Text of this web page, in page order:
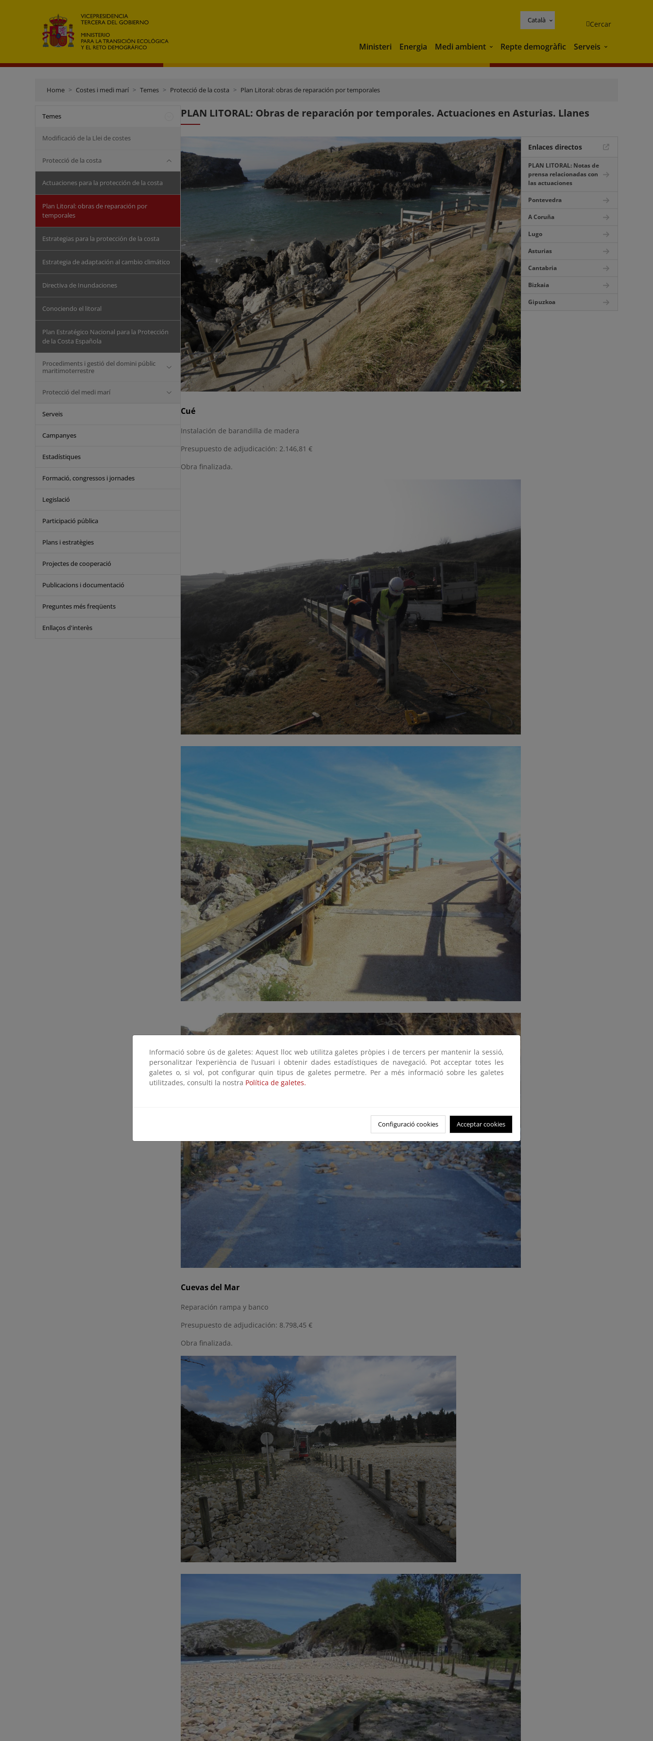
Català Cercar
Ministeri Energia Medi ambient Medi ambient
Repte demogràfic Serveis Serveis
Home Costes i medi marí Temes Protecció de la costa Plan Litoral: obras de reparación por temporales
Temes
Modificació de la Llei de costes
Protecció de la costa
Actuaciones para la protección de la costa
Plan Litoral: obras de reparación por
temporales
Estrategias para la protección de la costa
Estrategia de adaptación al cambio climático
Directiva de Inundaciones
Conociendo el litoral
Plan Estratégico Nacional para la Protección
de la Costa Española
Procediments i gestió del domini públic
maritimoterrestre
Protecció del medi marí
Serveis
Campanyes
Estadístiques
Formació, congressos i jornades
Legislació
Participació pública
Plans i estratègies
Projectes de cooperació
Publicacions i documentació
Preguntes més freqüents
Enllaços d'interès
PLAN LITORAL: Obras de reparación por temporales. Actuaciones en Asturias. Llanes
Cué
Instalación de barandilla de madera
Presupuesto de adjudicación: 2.146,81 €
Obra finalizada.
Cuevas del Mar
Reparación rampa y banco
Presupuesto de adjudicación: 8.798,45 €
Obra finalizada.
Enlaces directos
PLAN LITORAL: Notas de
prensa relacionadas con
las actuaciones
Pontevedra
A Coruña
Lugo
Asturias
Cantabria
Bizkaia
Gipuzkoa
Informació sobre ús de galetes: Aquest lloc web utilitza galetes pròpies i de tercers per mantenir la sessió,
personalitzar l’experiència de l’usuari i obtenir dades estadístiques de navegació. Pot acceptar totes les
galetes o, si vol, pot configurar quin tipus de galetes permetre. Per a més informació sobre les galetes
utilitzades, consulti la nostra Política de galetes.
Configuració cookies Acceptar cookies